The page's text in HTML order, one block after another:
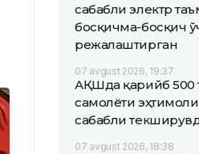
сабабли электр
босқичма-босқич
режалаштирган
07 avgust 2026, 19:37
АҚШда қарийб 500
самолёти
сабабли
07 avgust 2026, 18:38